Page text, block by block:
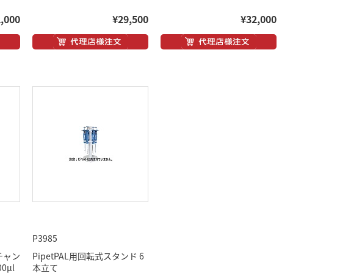
¥29,500 ¥32,000
ン
P3985
PipetPAL用回転式スタンド 6
本立て